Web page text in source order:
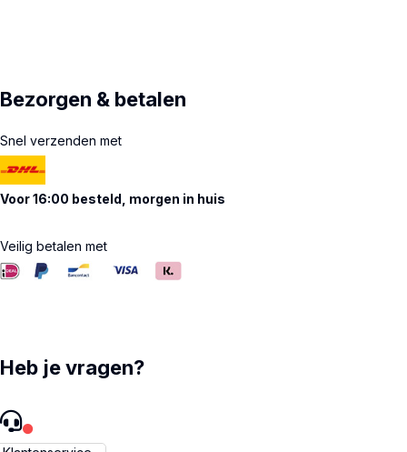
Bezorgen & betalen
Snel verzenden met
Voor 16:00 besteld, morgen in huis
Veilig betalen met
Heb je vragen?